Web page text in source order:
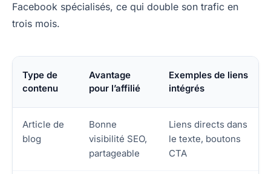
Facebook spécialisés, ce qui double son trafic en
trois mois.
Type de
contenu
Avantage
pour l’affilié
Exemples de liens
intégrés
Article de
blog
Bonne
visibilité SEO,
partageable
Liens directs dans
le texte, boutons
CTA